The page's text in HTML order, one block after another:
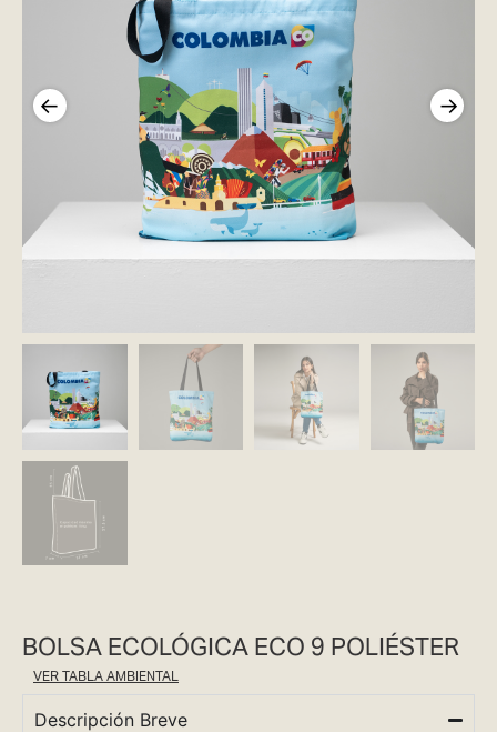
BOLSA ECOLÓGICA ECO 9 POLIÉSTER
VER TABLA AMBIENTAL
Descripción Breve